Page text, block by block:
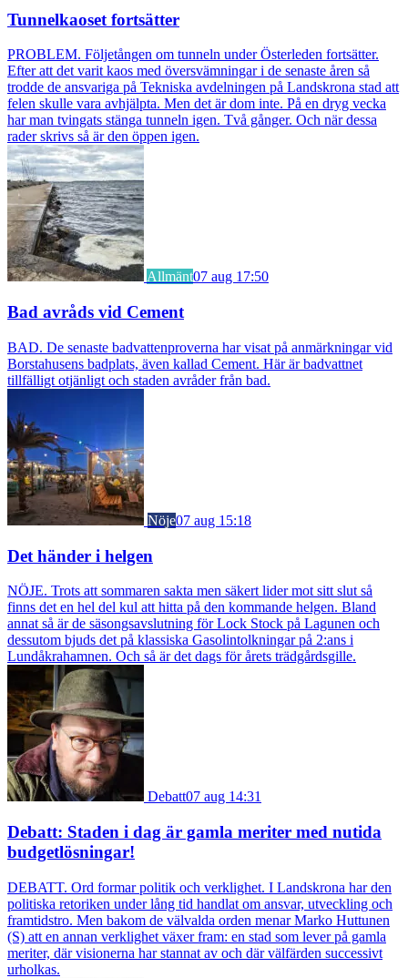
Tunnelkaoset fortsätter
PROBLEM. Följetången om tunneln under Österleden fortsätter.
Efter att det varit kaos med översvämningar i de senaste åren så
trodde de ansvariga på Tekniska avdelningen på Landskrona stad att
felen skulle vara avhjälpta. Men det är dom inte. På en dryg vecka
har man tvingats stänga tunneln igen. Två gånger. Och när dessa
rader skrivs så är den öppen igen.
Allmänt07 aug 17:50
Bad avråds vid Cement
BAD. De senaste badvattenproverna har visat på anmärkningar vid
Borstahusens badplats, även kallad Cement. Här är badvattnet
tillfälligt otjänligt och staden avråder från bad.
Nöje07 aug 15:18
Det händer i helgen
NÖJE. Trots att sommaren sakta men säkert lider mot sitt slut så
finns det en hel del kul att hitta på den kommande helgen. Bland
annat så är de säsongsavslutning för Lock Stock på Lagunen och
dessutom bjuds det på klassiska Gasolintolkningar på 2:ans i
Lundåkrahamnen. Och så är det dags för årets trädgårdsgille.
Debatt07 aug 14:31
Debatt: Staden i dag är gamla meriter med nutida
budgetlösningar!
DEBATT. Ord formar politik och verklighet. I Landskrona har den
politiska retoriken under lång tid handlat om ansvar, utveckling och
framtidstro. Men bakom de välvalda orden menar Marko Huttunen
(S) att en annan verklighet växer fram: en stad som lever på gamla
meriter, där visionerna har stannat av och där välfärden successivt
urholkas.